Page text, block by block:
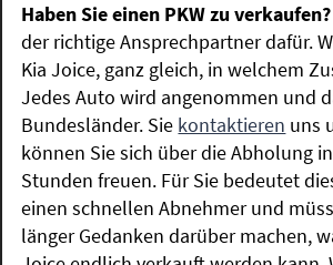
Haben Sie einen PKW zu verkaufen?
der richtige Ansprechpartner dafür.
Kia Joice, ganz gleich, in welchem
Jedes Auto wird angenommen und
Bundesländer. Sie kontaktieren uns
können Sie sich über die Abholung
Stunden freuen. Für Sie bedeutet
einen schnellen Abnehmer und
länger Gedanken darüber machen,